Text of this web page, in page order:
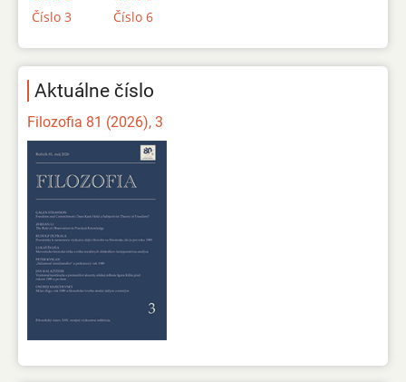
Číslo 3
Číslo 6
Aktuálne číslo
Filozofia 81 (2026), 3